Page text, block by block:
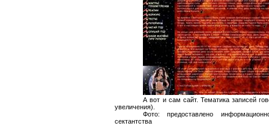
А вот и сам сайт. Тематика записей
увеличения).
Фото: предоставлено
сектантства